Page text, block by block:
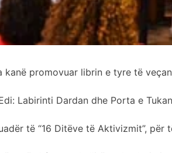
kanë promovuar librin e tyre të
Labirinti Dardan dhe Porta e
të “16 Ditëve të Aktivizmit”,